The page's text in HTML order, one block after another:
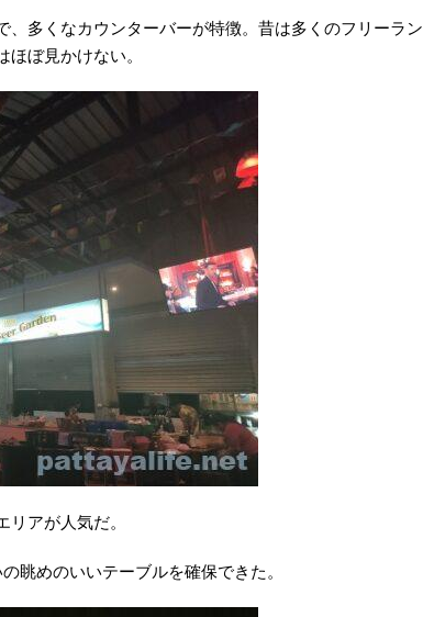
、多くなカウンターバーが特徴。昔は多くのフリーラン
ぼ見かけない。
アが人気だ。
眺めのいいテーブルを確保できた。